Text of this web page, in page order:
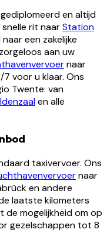
en altijd
rit naarStation
een zakelijke
aan uw
naar
voor u klaar. Ons
Twente: van
en alle
taxivervoer. Ons
naar
en andere
laatste kilometers
de mogelijkheid om op
gezelschappen tot 8